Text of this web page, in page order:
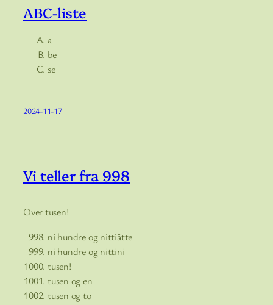
ABC-liste
a
be
se
2024-11-17
Vi teller fra 998
Over tusen!
ni hundre og nittiåtte
ni hundre og nittini
tusen!
tusen og en
tusen og to